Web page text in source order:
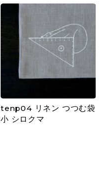
tenp04 リネン つつむ袋
小 シロクマ